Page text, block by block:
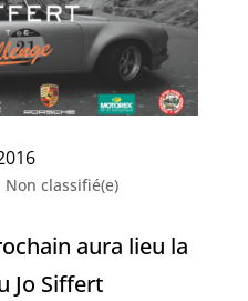
Non classifié(e)
aura lieu la
Jo Siffert